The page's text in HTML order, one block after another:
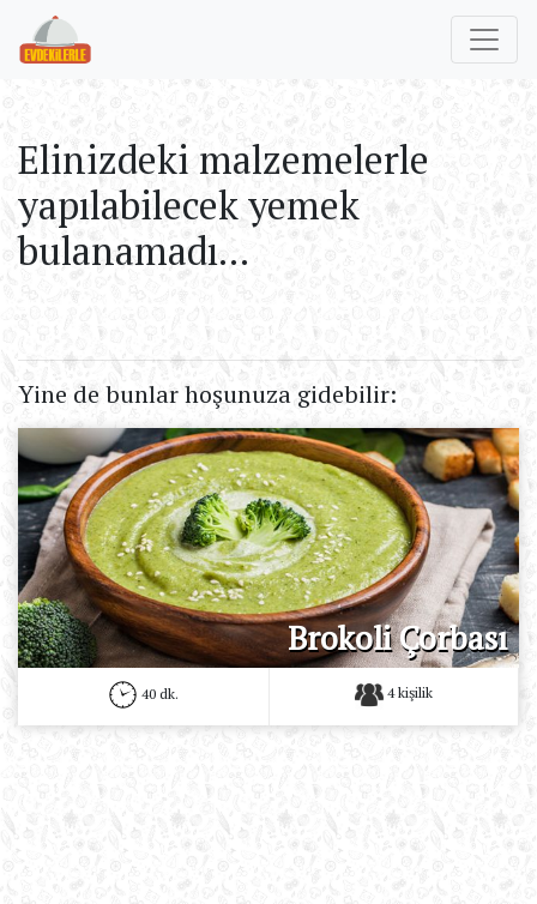
Elinizdeki malzemelerle
yapılabilecek yemek
bulanamadı...
Yine de bunlar hoşunuza gidebilir:
Brokoli Çorbası
40 dk. 4 kişilik